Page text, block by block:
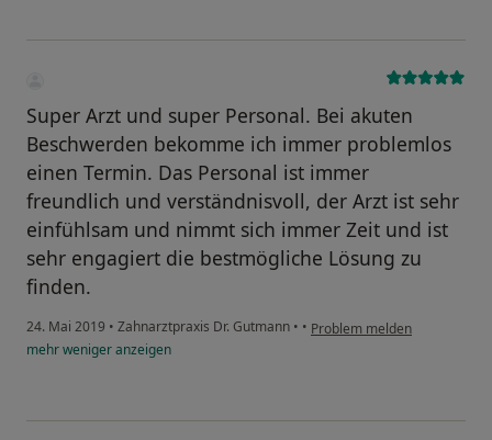
Super Arzt und super Personal. Bei akuten
Beschwerden bekomme ich immer problemlos
einen Termin. Das Personal ist immer
freundlich und verständnisvoll, der Arzt ist sehr
einfühlsam und nimmt sich immer Zeit und ist
sehr engagiert die bestmögliche Lösung zu
finden.
24. Mai 2019 • Zahnarztpraxis Dr. Gutmann • • Problem melden
mehrwenigeranzeigen